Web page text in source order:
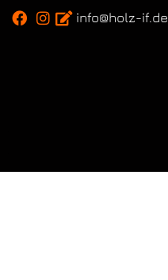
info@holz-if.de